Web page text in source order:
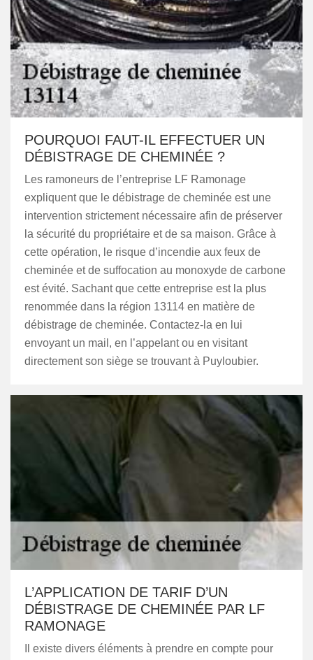
POURQUOI FAUT-IL EFFECTUER UN
DÉBISTRAGE DE CHEMINÉE ?
Les ramoneurs de l’entreprise LF Ramonage
expliquent que le débistrage de cheminée est une
intervention strictement nécessaire afin de préserver
la sécurité du propriétaire et de sa maison. Grâce à
cette opération, le risque d’incendie aux feux de
cheminée et de suffocation au monoxyde de carbone
est évité. Sachant que cette entreprise est la plus
renommée dans la région 13114 en matière de
débistrage de cheminée. Contactez-la en lui
envoyant un mail, en l’appelant ou en visitant
directement son siège se trouvant à Puyloubier.
L’APPLICATION DE TARIF D’UN
DÉBISTRAGE DE CHEMINÉE PAR LF
RAMONAGE
Il existe divers éléments à prendre en compte pour